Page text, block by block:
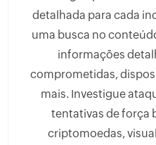
detalhada para cada
uma busca no
informações
comprometidas,
mais. Investigue
tentativas de força
criptomoedas,